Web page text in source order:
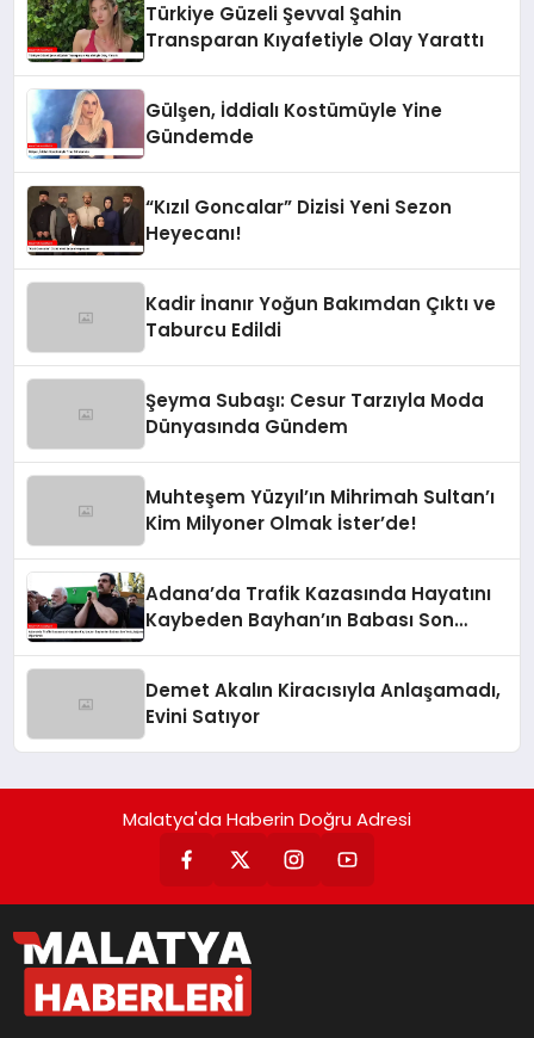
Türkiye Güzeli Şevval Şahin
Transparan Kıyafetiyle Olay Yarattı
Gülşen, İddialı Kostümüyle Yine
Gündemde
“Kızıl Goncalar” Dizisi Yeni Sezon
Heyecanı!
Kadir İnanır Yoğun Bakımdan Çıktı ve
Taburcu Edildi
Şeyma Subaşı: Cesur Tarzıyla Moda
Dünyasında Gündem
Muhteşem Yüzyıl’ın Mihrimah Sultan’ı
Kim Milyoner Olmak İster’de!
Adana’da Trafik Kazasında Hayatını
Kaybeden Bayhan’ın Babası Son
Demet Akalın Kiracısıyla Anlaşamadı,
Evini Satıyor
Malatya'da Haberin Doğru Adresi